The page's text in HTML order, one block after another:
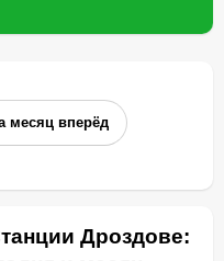
месяц вперёд
Дроздове: